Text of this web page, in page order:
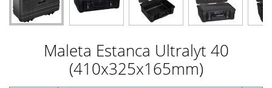
Maleta Estanca Ultralyt 40
(410x325x165mm)